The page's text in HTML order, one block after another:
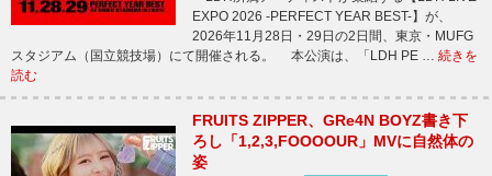
EXPO 2026 -PERFECT YEAR BEST-】が、
2026年11月28日・29日の2日間、東京・MUFG
スタジアム（国立競技場）にて開催される。 本公演は、「LDH PE … 続きを
読む
FRUITS ZIPPER、GRe4N BOYZ書き下
ろし「1,2,3,FOOOOUR」MVに自然体の
姿